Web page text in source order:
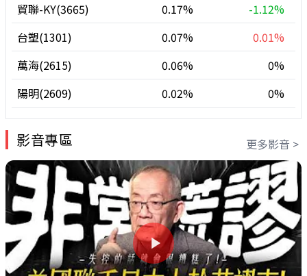
貿聯-KY(3665)
0.17%
-1.12%
台塑(1301)
0.07%
0.01%
萬海(2615)
0.06%
0%
陽明(2609)
0.02% 0%
影音專區 更多影音 >